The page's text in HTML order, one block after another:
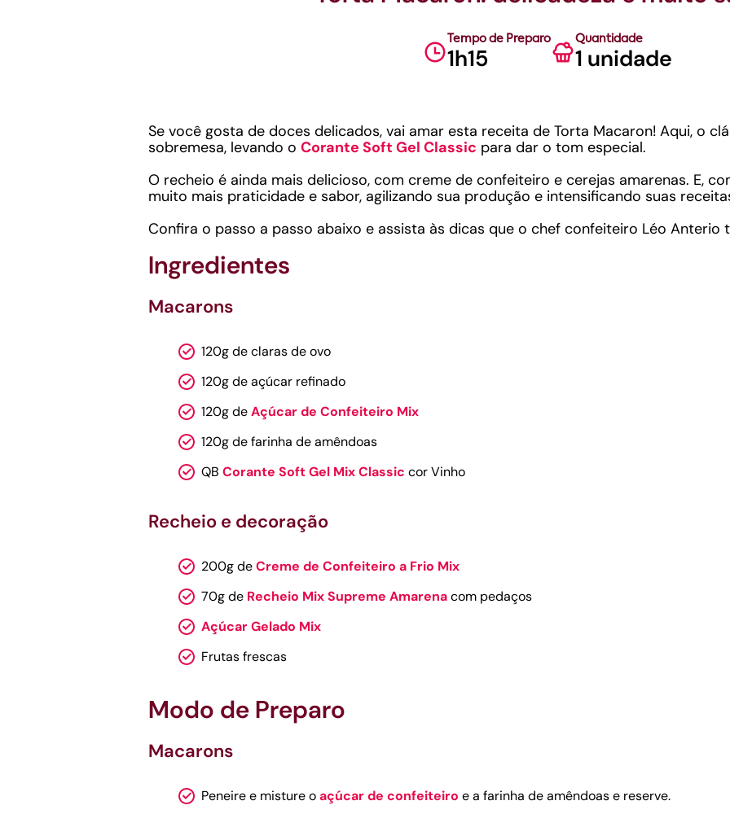
Tempo de Preparo
1h15
Quantidade
1 unidade
Se você gosta de doces delicados, vai amar esta receita de Torta Macaron! Aqui, o
sobremesa, levando o Corante Soft Gel Classic para dar o tom especial.
O recheio é ainda mais delicioso, com creme de confeiteiro e cerejas amarenas. E,
muito mais praticidade e sabor, agilizando sua produção e intensificando suas
Confira o passo a passo abaixo e assista às dicas que o chef confeiteiro Léo Anterio
Ingredientes
Macarons
120g de claras de ovo
120g de açúcar refinado
120g deAçúcar de Confeiteiro Mix
120g de farinha de amêndoas
QB Corante Soft Gel Mix Classic cor Vinho
Recheio e decoração
200g deCreme de Confeiteiro a Frio Mix
70g de Recheio Mix Supreme Amarenacom pedaços
Açúcar Gelado Mix
Frutas frescas
Modo de Preparo
Macarons
Peneire e misture oaçúcar de confeiteiro e a farinha de amêndoas e reserve.